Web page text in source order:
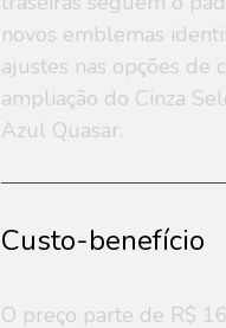
novos emblemas
ajustes nas opções de
ampliação do Cinza
Azul Quasar.
Custo-benefício
O preço parte de R$